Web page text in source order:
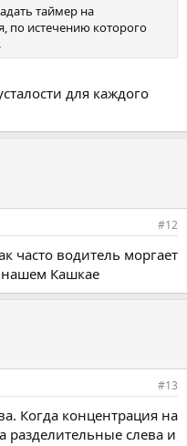
таймер на
по истечению которого
для каждого
#12
часто водитель моргает
нашем Кашкае
#13
Когда концентрация на
разделительные слева и